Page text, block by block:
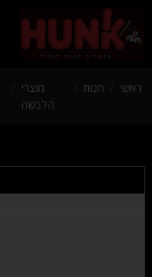
ראשי חנות
מוצרי
הלבשה